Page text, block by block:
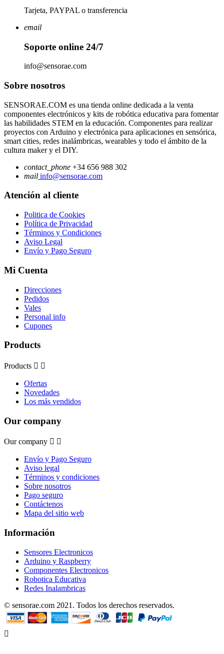
Tarjeta, PAYPAL o transferencia
email
Soporte online 24/7
info@sensorae.com
Sobre nosotros
SENSORAE.COM es una tienda online dedicada a la venta
componentes electrónicos y kits de robótica educativa para fomentar
las habilidades STEM en la educación. Componentes para realizar
proyectos con Arduino y electrónica para aplicaciones en sensórica,
smart cities, redes inalámbricas, wearables y todo el ámbito de la
cultura maker y el DIY.
contact_phone +34 656 988 302
mail info@sensorae.com
Atención al cliente
Politica de Cookies
Política de Privacidad
Términos y Condiciones
Aviso Legal
Envío y Pago Seguro
Mi Cuenta
Direcciones
Pedidos
Vales
Personal info
Cupones
Products
Products  
Ofertas
Novedades
Los más vendidos
Our company
Our company  
Envío y Pago Seguro
Aviso legal
Términos y condiciones
Sobre nosotros
Pago seguro
Contáctenos
Mapa del sitio web
Información
Sensores Electronicos
Arduino y Raspberry
Componentes Electronicos
Robotica Educativa
Redes Inalambricas
© sensorae.com 2021. Todos los derechos reservados.
